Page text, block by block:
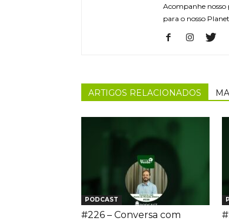
Acompanhe
para o nosso
ARTIGOS RELACIONADOS
PODCAST
#226 – Conversa com